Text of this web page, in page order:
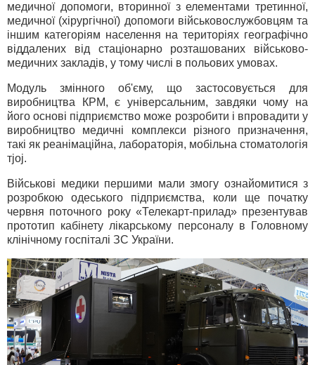
медичної допомоги, вторинної з елементами третинної,
медичної (хірургічної) допомоги військовослужбовцям та
іншим категоріям населення на територіях географічно
віддалених від стаціонарно розташованих військово-
медичних закладів, у тому числі в польових умовах.
Модуль змінного об'єму, що застосовується для
виробництва КРМ, є універсальним, завдяки чому на
його основі підприємство може розробити і впровадити у
виробництво медичні комплекси різного призначення,
такі як реанімаційна, лабораторія, мобільна стоматологія
тjoj.
Військові медики першими мали змогу ознайомитися з
розробкою одеського підприємства, коли ще початку
червня поточного року «Телекарт-прилад» презентував
прототип кабінету лікарському персоналу в Головному
клінічному госпіталі ЗС України.